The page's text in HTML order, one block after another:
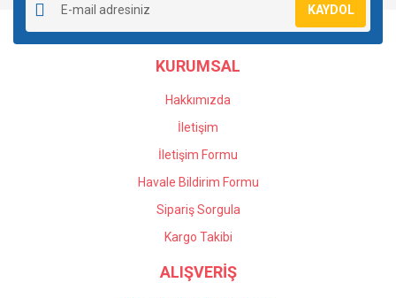
Ürün açıklamasında eksik bilgiler bulunuyor.
Ürün bilgilerinde hatalar bulunuyor.
Ürün fiyatı diğer sitelerden daha pahalı.
Gönder
KAYDOL
KURUMSAL
Hakkımızda
İletişim
İletişim Formu
Havale Bildirim Formu
Sipariş Sorgula
Kargo Takibi
ALIŞVERİŞ